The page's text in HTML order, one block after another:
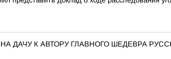
НА ДАЧУ К АВТОРУ ГЛАВНОГО ШЕДЕВРА